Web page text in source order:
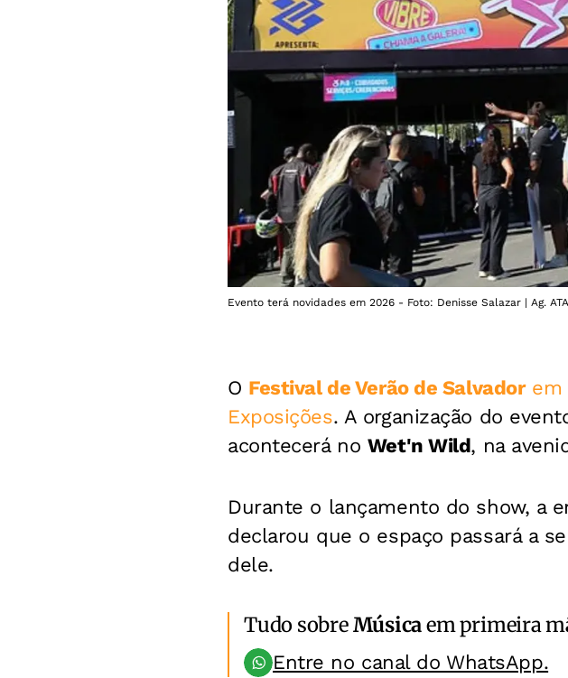
Evento terá novidades em 2026 - Foto: Denisse Salazar | Ag.
O Festival de Verãode Salvadorem
Exposições. A organização do
acontecerá no Wet'n Wild, na
Durante o lançamento do show, a
declarou que o espaço passará a
dele.
Tudo sobreMúsicaem primeira
Entre no canal do WhatsApp.